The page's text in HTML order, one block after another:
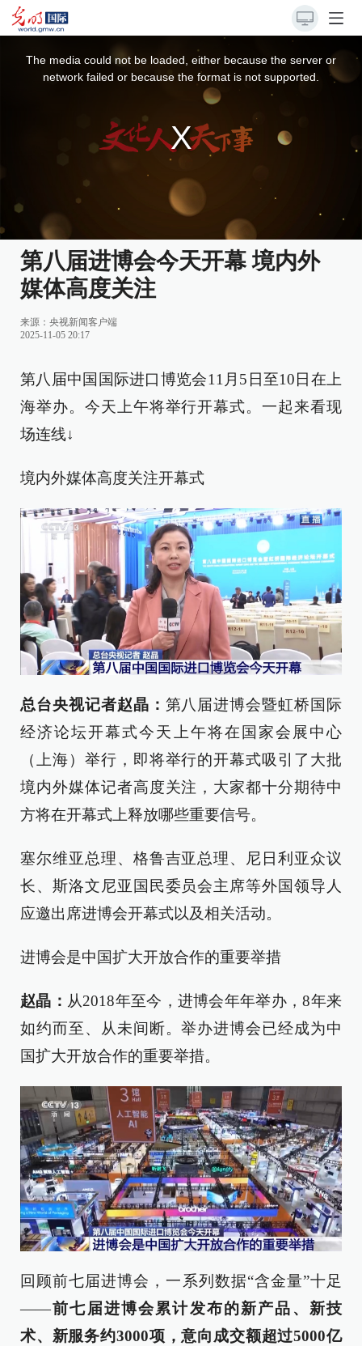
The media could not be loaded, either because the server or
network failed or because the format is not supported.
第八届进博会今天开幕 境内外
媒体高度关注
来源： 央视新闻客户端
2025-11-05 20:17
第八届中国国际进口博览会11月5日至10日在上
海举办。今天上午将举行开幕式。一起来看现
场连线↓
境内外媒体高度关注开幕式
总台央视记者赵晶： 第八届进博会暨虹桥国际
经济论坛开幕式今天上午将在国家会展中心
（上海）举行，即将举行的开幕式吸引了大批
境内外媒体记者高度关注，大家都十分期待中
方将在开幕式上释放哪些重要信号。
塞尔维亚总理、格鲁吉亚总理、尼日利亚众议
长、斯洛文尼亚国民委员会主席等外国领导人
应邀出席进博会开幕式以及相关活动。
进博会是中国扩大开放合作的重要举措
赵晶： 从2018年至今，进博会年年举办，8年来
如约而至、从未间断。举办进博会已经成为中
国扩大开放合作的重要举措。
回顾前七届进博会，一系列数据“含金量”十足
——前七届进博会累计发布的新产品、新技
术、新服务约3000项，意向成交额超过5000亿